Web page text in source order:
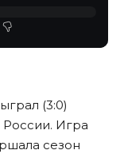
(3:0)
России. Игра
сезон